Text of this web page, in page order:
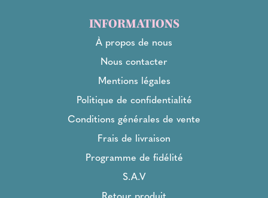
INFORMATIONS
À propos de nous
Nous contacter
Mentions légales
Politique de confidentialité
Conditions générales de vente
Frais de livraison
Programme de fidélité
S.A.V
Retour produit